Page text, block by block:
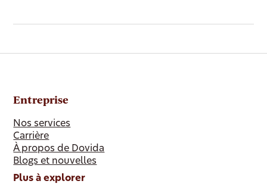
Entreprise
Nos services
Carrière
À propos de Dovida
Blogs et nouvelles
Plus à explorer